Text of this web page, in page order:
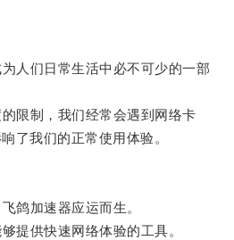
们日常生活中必不可少的一部
制，我们经常会遇到网络卡
了我们的正常使用体验。
加速器应运而生。
供快速网络体验的工具。